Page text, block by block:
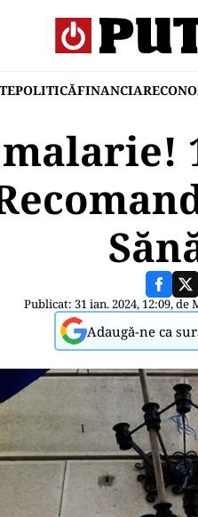
POLITICĂFINANCIAR
Publicat: 31 ian. 2024, 12:09, de
Adaugă-ne ca